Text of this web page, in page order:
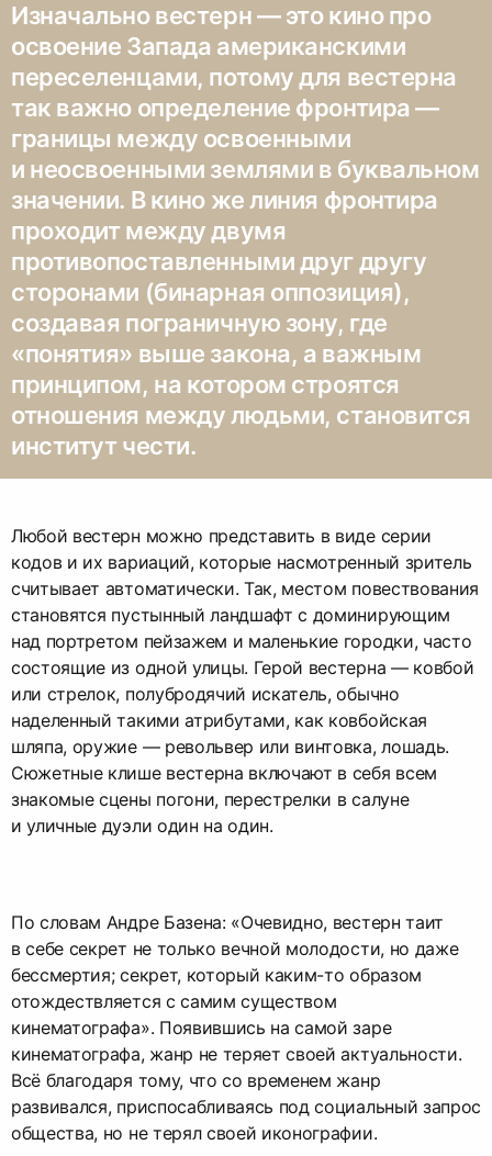
Изначально вестерн — это кино про
освоение Запада американскими
переселенцами, потому для вестерна
так важно определение фронтира —
границы между освоенными
и неосвоенными землями в буквальном
значении. В кино же линия фронтира
проходит между двумя
противопоставленными друг другу
сторонами (бинарная оппозиция),
создавая пограничную зону, где
«понятия» выше закона, а важным
принципом, на котором строятся
отношения между людьми, становится
институт чести.
Любой вестерн можно представить в виде серии
кодов и их вариаций, которые насмотренный зритель
считывает автоматически. Так, местом повествования
становятся пустынный ландшафт с доминирующим
над портретом пейзажем и маленькие городки, часто
состоящие из одной улицы. Герой вестерна — ковбой
или стрелок, полубродячий искатель, обычно
наделенный такими атрибутами, как ковбойская
шляпа, оружие — револьвер или винтовка, лошадь.
Сюжетные клише вестерна включают в себя всем
знакомые сцены погони, перестрелки в салуне
и уличные дуэли один на один.
По словам Андре Базена: «Очевидно, вестерн таит
в себе секрет не только вечной молодости, но даже
бессмертия; секрет, который каким-то образом
отождествляется с самим существом
кинематографа». Появившись на самой заре
кинематографа, жанр не теряет своей актуальности.
Всё благодаря тому, что со временем жанр
развивался, приспосабливаясь под социальный запрос
общества, но не терял своей иконографии.